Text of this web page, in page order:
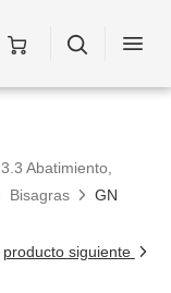
3.3 Abatimiento,
Bisagras
GN
producto siguiente